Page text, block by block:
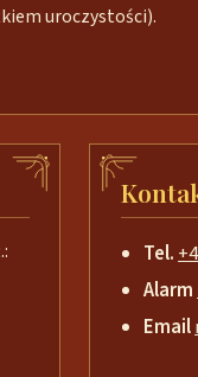
uroczystości).
Tel.
Alarm
Email